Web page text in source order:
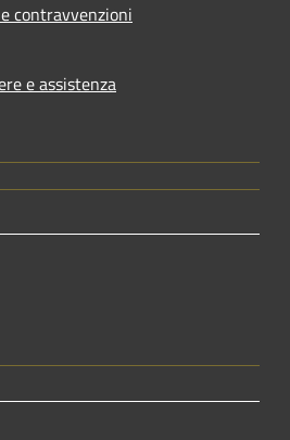
contravvenzioni
e assistenza